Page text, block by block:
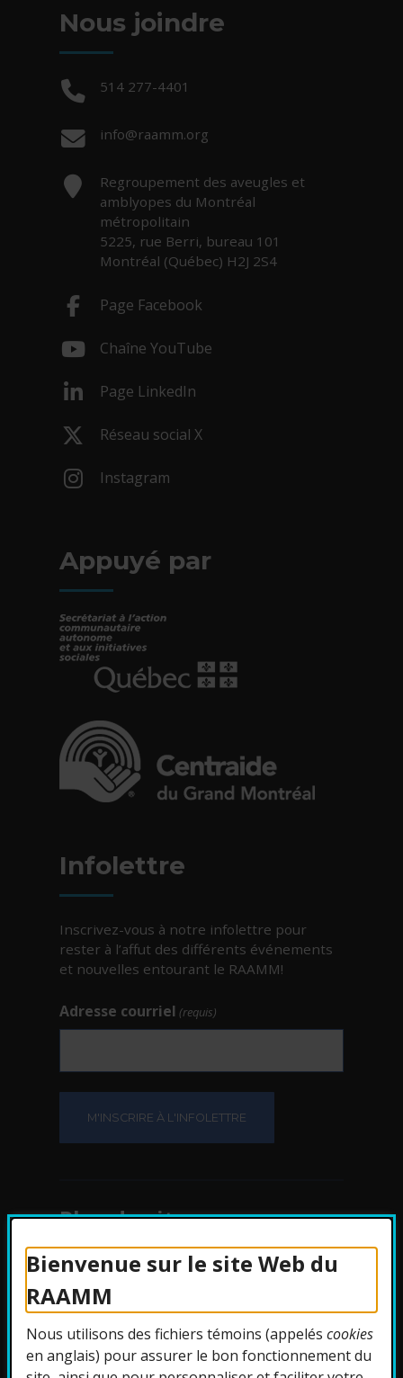
Bienvenue sur le site Web du
RAAMM
Nous utilisons des fichiers témoins (appeléscookies
en anglais) pour assurer le bon fonctionnement du
Nous joindre
Téléphone :
514 277-4401
Courriel :
info@raamm.org
Adresse :
Regroupement des aveugles et
amblyopes du Montréal
métropolitain
5225, rue Berri, bureau 101
Montréal (Québec) H2J 2S4
Page Facebook
Chaîne YouTube
Page LinkedIn
Réseau social X
Instagram
Appuyé par
Infolettre
Inscrivez-vous à notre infolettre pour
rester à l’affut des différents événements
et nouvelles entourant le RAAMM!
Adresse courriel (requis)
Plan du site
Protection des
renseignements
Accessibilité